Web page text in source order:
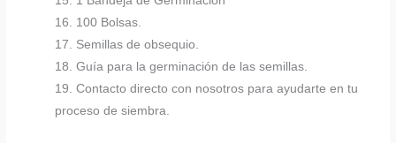
16. 100 Bolsas.
17. Semillas de obsequio.
18. Guía para la germinación de las semillas.
19. Contacto directo con nosotros para ayudarte en tu
proceso de siembra.